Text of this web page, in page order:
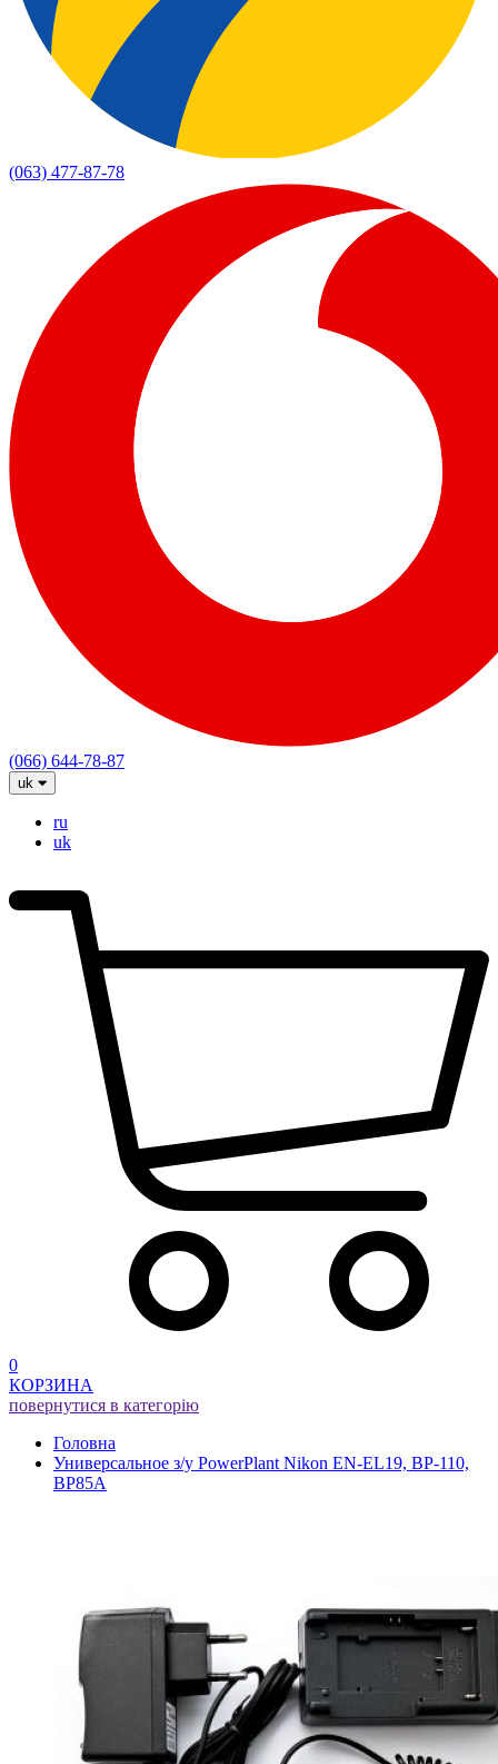
(063) 477-87-78
(066) 644-78-87
uk
ru
uk
0
КОРЗИНА
повернутися в категорію
Головна
Универсальное з/у PowerPlant Nikon EN-EL19, BP-110,
BP85A